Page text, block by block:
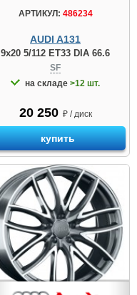
АРТИКУЛ: 486234
AUDI A131
9x20 5/112 ET33 DIA 66.6
SF
на складе >12 шт.
20 250 ₽ / диск
купить